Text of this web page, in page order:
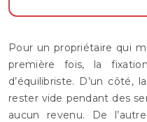
Pour un propriétaire qui
première fois, la
d’équilibriste. D’un côté,
rester vide pendant des
aucun revenu. De